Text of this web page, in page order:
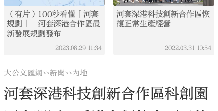
（有片）100秒看懂「河套
規劃」 河套深港合作區最
新發展規劃發布
2023.08.29 11:34
河套深港科技創新合作區恢
復正常生產經營
2022.03.31 10:54
大公文匯網>>新聞>>內地
河套深港科技創新合作區科創園